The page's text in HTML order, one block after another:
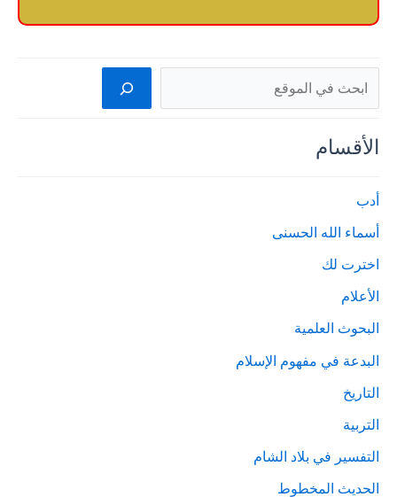
البحث
الأقسام
أدب
أسماء الله الحسنى
اخترت لك
الأعلام
البحوث العلمية
البدعة في مفهوم الإسلام
التاريخ
التربية
التفسير في بلاد الشام
الحديث المخطوط